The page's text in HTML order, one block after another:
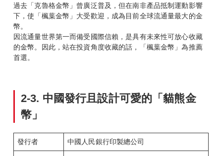
過去「克魯格金幣」曾廣泛普及，但在南非產品抵制運動影響
下，使「楓葉金幣」大受歡迎，成為目前全球流通量最大的金
幣。
因流通量世界第一而備受國際信賴，是具有未來性可放心收藏
的金幣。因此，站在投資角度收藏的話，「楓葉金幣」為推薦
首選。
2-3. 中國發行且設計可愛的「貓熊金
幣」
發行者 中國人民銀行印製總公司